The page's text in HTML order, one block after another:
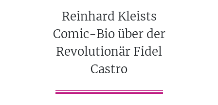
Reinhard Kleists
Comic-Bio über der
Revolutionär Fidel
Castro